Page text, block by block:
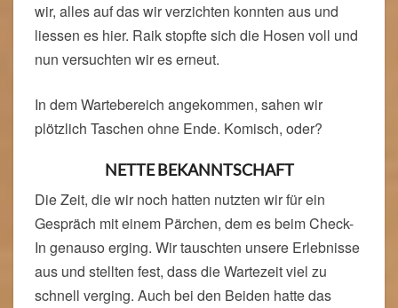
wir, alles auf das wir verzichten konnten aus und
liessen es hier. Raik stopfte sich die Hosen voll und
nun versuchten wir es erneut.
In dem Wartebereich angekommen, sahen wir
plötzlich Taschen ohne Ende. Komisch, oder?
NETTE BEKANNTSCHAFT
Die Zeit, die wir noch hatten nutzten wir für ein
Gespräch mit einem Pärchen, dem es beim Check-
In genauso erging. Wir tauschten unsere Erlebnisse
aus und stellten fest, dass die Wartezeit viel zu
schnell verging. Auch bei den Beiden hatte das